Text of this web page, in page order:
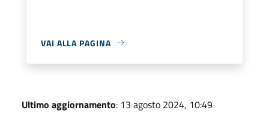
VAI ALLA PAGINA
Ultimo aggiornamento: 13 agosto 2024, 10:49